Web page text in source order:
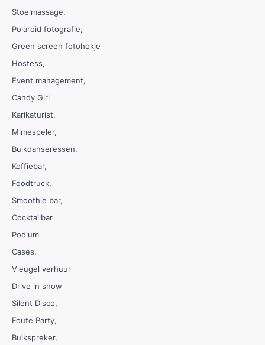
Stoelmassage
Polaroid fotografie
Green screen fotohokje
Hostess
Event management
Candy Girl
Karikaturist
Mimespeler
Buikdanseressen
Koffiebar
Foodtruck
Smoothie bar
Cocktailbar
Podium
Cases
Vleugel verhuur
Drive in show
Silent Disco
Foute Party
Buikspreker